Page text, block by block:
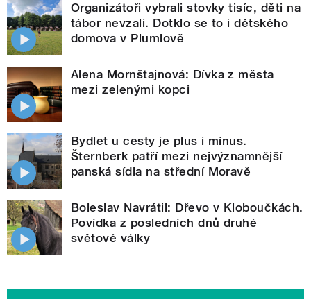
Organizátoři vybrali stovky tisíc, děti na
tábor nevzali. Dotklo se to i dětského
domova v Plumlově
Alena Mornštajnová: Dívka z města
mezi zelenými kopci
Bydlet u cesty je plus i mínus.
Šternberk patří mezi nejvýznamnější
panská sídla na střední Moravě
Boleslav Navrátil: Dřevo v Kloboučkách.
Povídka z posledních dnů druhé
světové války